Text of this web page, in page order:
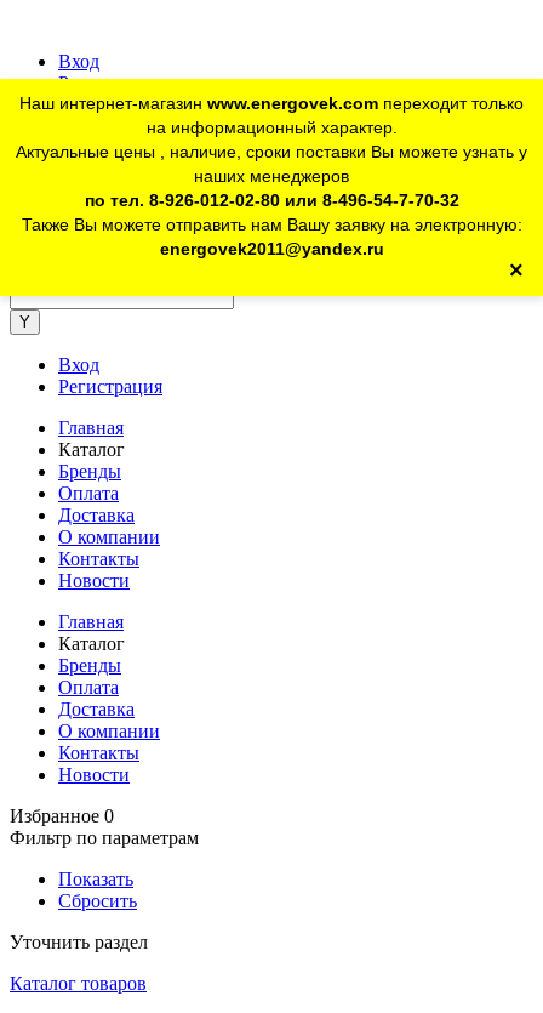
Вход
Регистрация
Для юр. лиц:+7 (926) 012-02-80
telegram Розничный магазин:+7 (925) 902-46-10
Наш интернет-магазин www.energovek.com переходит только
на информационный характер.
Актуальные цены , наличие, сроки поставки Вы можете узнать у
наших менеджеров
по тел. 8-926-012-02-80 или 8-496-54-7-70-32
Также Вы можете отправить нам Вашу заявку на электронную:
energovek2011@yandex.ru
×
Вход
Регистрация
Главная
Каталог
Бренды
Оплата
Доставка
О компании
Контакты
Новости
Главная
Каталог
Бренды
Оплата
Доставка
О компании
Контакты
Новости
Избранное 0
Фильтр по параметрам
Показать
Сбросить
Уточнить раздел
Каталог товаров